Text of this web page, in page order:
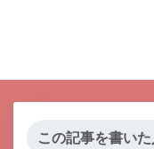
この記事を書いた